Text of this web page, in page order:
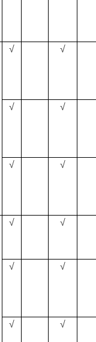
√ √
√ √
√ √
√ √
√ √
√ √